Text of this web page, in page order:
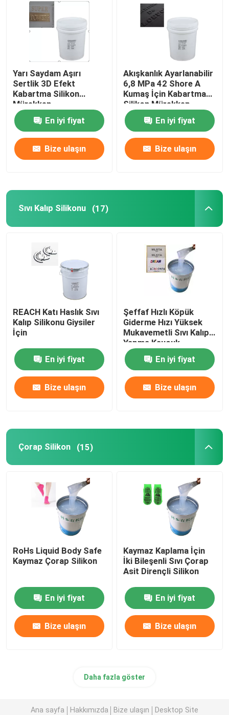
Yarı Saydam Aşırı
Sertlik 3D Efekt
Kabartma Silikon
Mürekkep
En iyi fiyat
Bize ulaşın
Akışkanlık Ayarlanabilir
6,8 MPa 42 Shore A
Kumaş İçin Kabartma
Silikon Mürekkep
En iyi fiyat
Bize ulaşın
Sıvı Kalıp Silikonu (17)
REACH Katı Haslık Sıvı
Kalıp Silikonu Giysiler
İçin
En iyi fiyat
Bize ulaşın
Şeffaf Hızlı Köpük
Giderme Hızı Yüksek
Mukavemetli Sıvı Kalıp
Yapma Kauçuk
En iyi fiyat
Bize ulaşın
Çorap Silikon (15)
RoHs Liquid Body Safe
Kaymaz Çorap Silikon
En iyi fiyat
Bize ulaşın
Kaymaz Kaplama İçin
İki Bileşenli Sıvı Çorap
Asit Dirençli Silikon
En iyi fiyat
Bize ulaşın
Daha fazla göster
Ana sayfa Hakkımızda Bize ulaşın Desktop Site